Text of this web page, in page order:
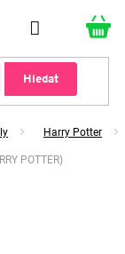
Hledat
Harry Potter
POTTER)